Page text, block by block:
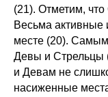
(21). Отметим, что
Весьма активные
месте (20).
Девы и Стрельцы
и Девам не
насиженные